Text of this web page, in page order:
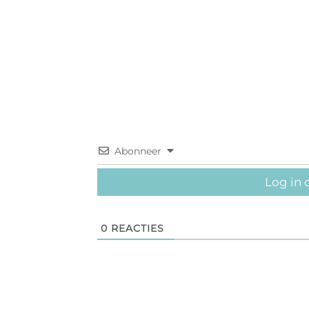
Abonneer
Log in
0 REACTIES